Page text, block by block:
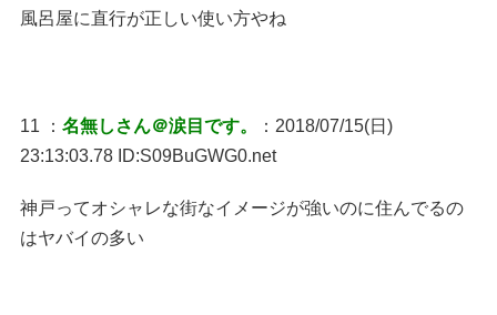
風呂屋に直行が正しい使い方やね
11 ： 名無しさん＠涙目です。
：2018/07/15(日)
23:13:03.78 ID:S09BuGWG0.net
神戸ってオシャレな街なイメージが強いのに住んでるの
はヤバイの多い